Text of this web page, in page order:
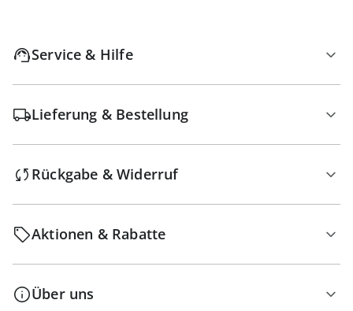
Service & Hilfe
Lieferung & Bestellung
Rückgabe & Widerruf
Aktionen & Rabatte
Über uns